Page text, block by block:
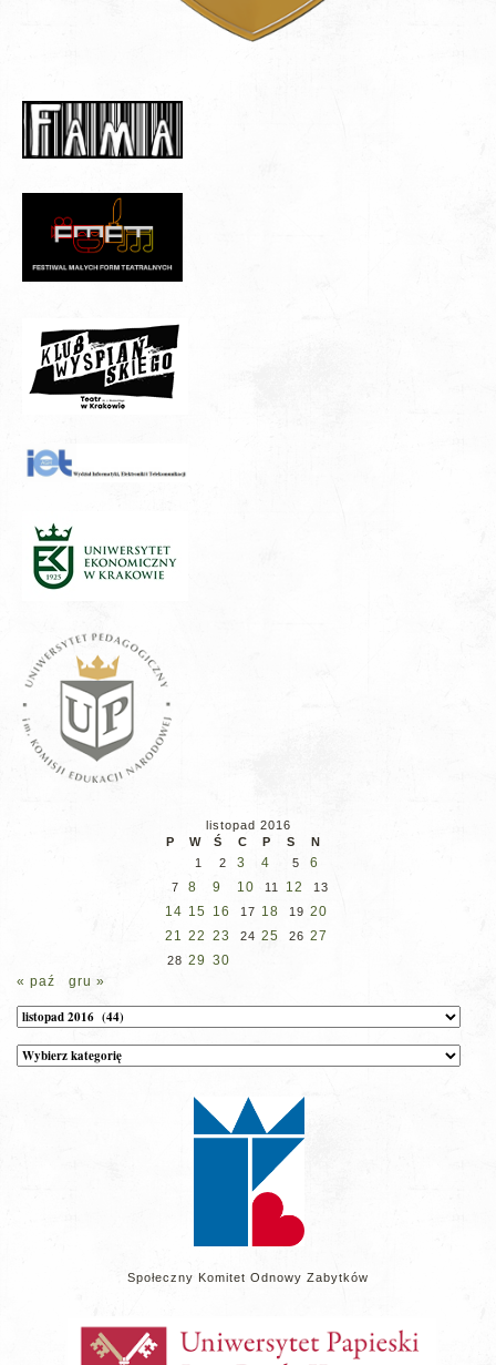
listopad 2016
P
W Ś C P S
N
1
2 3 4 5 6
7 8 9 10 11 12 13
14 15 16 17 18 19 20
21 22 23 24 25 26 27
28 29 30
« paź
gru »
Archiwum
Kategorie
wpisów
Społeczny Komitet Odnowy Zabytków